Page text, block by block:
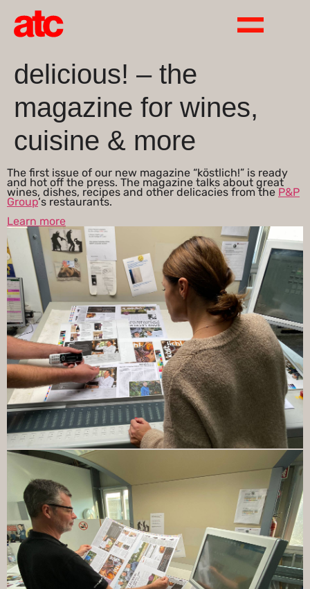
delicious! – the
magazine for wines,
cuisine & more
The first issue of our new magazine “köstlich!” is ready
and hot off the press. The magazine talks about great
wines, dishes, recipes and other delicacies from the P&P
Group‘s restaurants.
Learn more